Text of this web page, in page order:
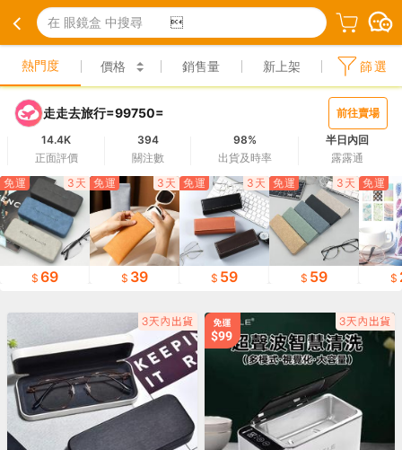
在 眼鏡盒 中搜尋 
熱門度 價格 銷售量 新上架 篩選
走走去旅行=99750=
前往賣場
14.4K
正面評價
394
關注數
98%
出貨及時率
半日內回
露露通
免運
3天
69
免運 3天
39
免運 3天
59
免運 3天
59
免運